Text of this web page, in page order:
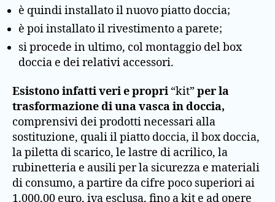
è quindi installato il nuovo piatto doccia;
è poi installato il rivestimento a parete;
si procede in ultimo, col montaggio del box
doccia e dei relativi accessori.
Esistono infatti veri e propri “kit” per la
trasformazione di una vasca in doccia,
comprensivi dei prodotti necessari alla
sostituzione, quali il piatto doccia, il box doccia,
la piletta di scarico, le lastre di acrilico, la
rubinetteria e ausili per la sicurezza e materiali
di consumo, a partire da cifre poco superiori ai
1.000,00 euro, iva esclusa, fino a kit e ad opere